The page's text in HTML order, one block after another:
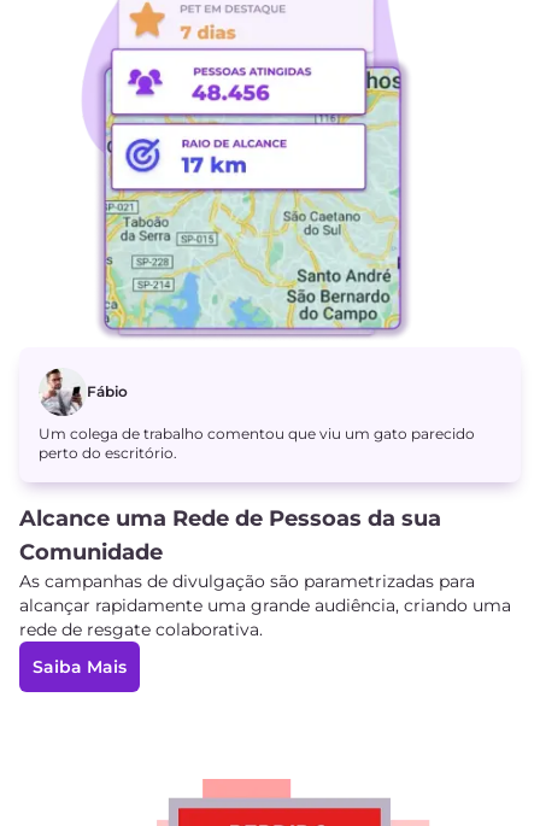
Fábio
Um colega de trabalho comentou que viu um gato parecido
perto do escritório.
Alcance uma Rede de Pessoas da sua
Comunidade
As campanhas de divulgação são parametrizadas para
alcançar rapidamente uma grande audiência, criando uma
rede de resgate colaborativa.
Saiba Mais